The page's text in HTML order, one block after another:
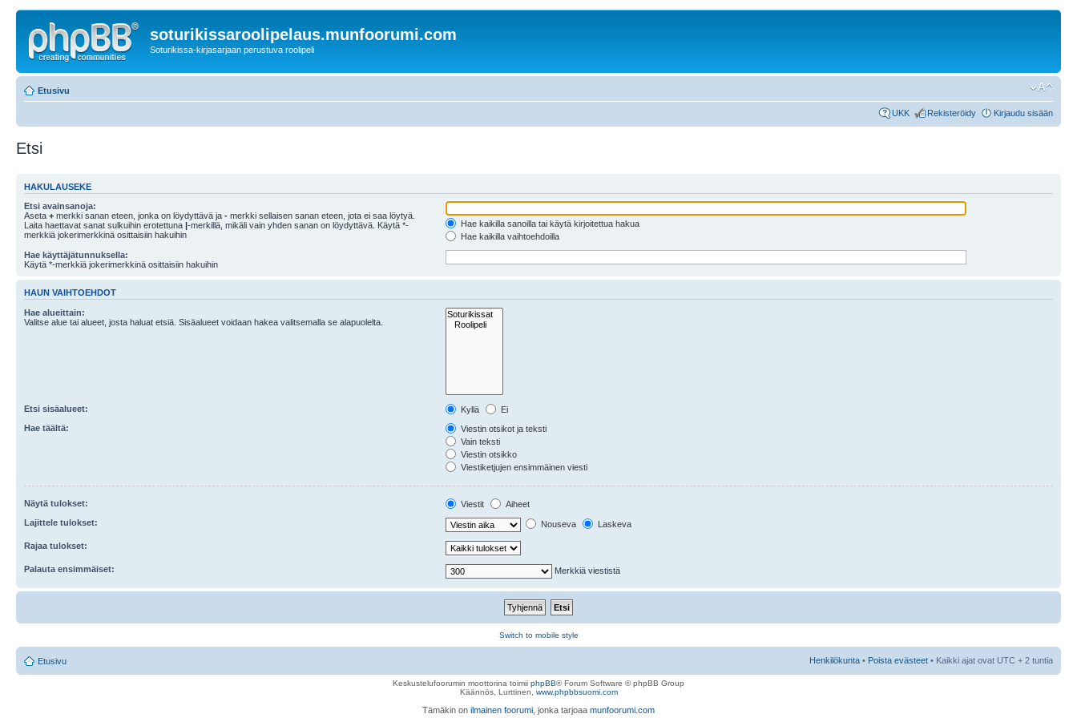
soturikissaroolipelaus.munfoorumi.com
Soturikissa-kirjasarjaan perustuva roolipeli
Etusivu
UKK Rekisteröidy Kirjaudu sisään
Etsi
HAKULAUSEKE
Etsi avainsanoja:
Aseta + merkki sanan eteen, jonka on löydyttävä ja - merkki sellaisen sanan eteen, jota ei saa löytyä.
Laita haettavat sanat sulkuihin erotettuna |-merkillä, mikäli vain yhden sanan on löydyttävä. Käytä *-
merkkiä jokerimerkkinä osittaisiin hakuihin
Hae kaikilla sanoilla tai käytä kirjoitettua hakua
Hae kaikilla vaihtoehdoilla
Hae käyttäjätunnuksella:
Käytä *-merkkiä jokerimerkkinä osittaisiin hakuihin
HAUN VAIHTOEHDOT
Hae alueittain:
Valitse alue tai alueet, josta haluat etsiä. Sisäalueet voidaan hakea valitsemalla se alapuolelta.
Etsi sisäalueet: Kyllä
Ei
Hae täältä:
Viestin otsikot ja teksti
Vain teksti
Viestin otsikko
Viestiketjujen ensimmäinen viesti
Näytä tulokset: Viestit
Aiheet
Lajittele tulokset:
Nouseva Laskeva
Rajaa tulokset:
Palauta ensimmäiset: Merkkiä viestistä
Switch to mobile style
Etusivu Henkilökunta • Poista evästeet • Kaikki ajat ovat UTC + 2 tuntia
Keskustelufoorumin moottorina toimii phpBB® Forum Software © phpBB Group
Käännös, Lurttinen, www.phpbbsuomi.com
Tämäkin on ilmainen foorumi , jonka tarjoaa munfoorumi.com